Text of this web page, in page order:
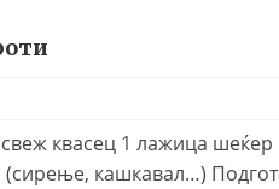
квасец 1 лажица
кашкавал…)